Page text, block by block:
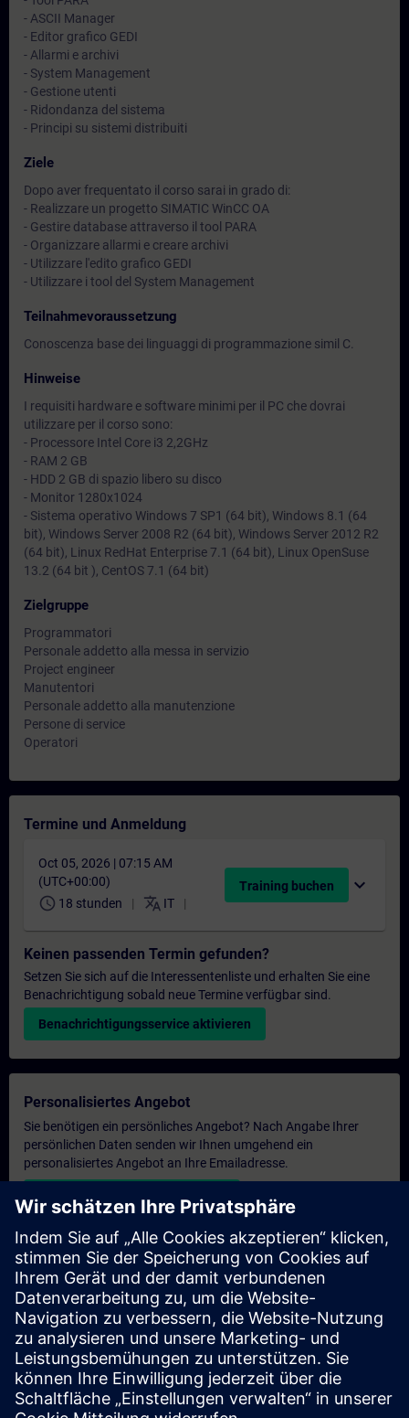
- ASCII Manager
- Editor grafico GEDI
- Allarmi e archivi
- System Management
- Gestione utenti
- Ridondanza del sistema
- Principi su sistemi distribuiti
Ziele
Dopo aver frequentato il corso sarai in grado di:
- Realizzare un progetto SIMATIC WinCC OA
- Gestire database attraverso il tool PARA
- Organizzare allarmi e creare archivi
- Utilizzare l'edito grafico GEDI
- Utilizzare i tool del System Management
Teilnahmevoraussetzung
Conoscenza base dei linguaggi di programmazione simil C.
Hinweise
I requisiti hardware e software minimi per il PC che dovrai
utilizzare per il corso sono:
- Processore Intel Core i3 2,2GHz
- RAM 2 GB
- HDD 2 GB di spazio libero su disco
- Monitor 1280x1024
- Sistema operativo Windows 7 SP1 (64 bit), Windows 8.1 (64
bit), Windows Server 2008 R2 (64 bit), Windows Server 2012 R2
(64 bit), Linux RedHat Enterprise 7.1 (64 bit), Linux OpenSuse
13.2 (64 bit ), CentOS 7.1 (64 bit)
Zielgruppe
Programmatori
Personale addetto alla messa in servizio
Project engineer
Manutentori
Personale addetto alla manutenzione
Persone di service
Operatori
Termine und Anmeldung
Oct 05, 2026 | 07:15 AM
(UTC+00:00)
schedule 18 stunden translate IT
Training buchen expand_more
Keinen passenden Termin gefunden?
Setzen Sie sich auf die Interessentenliste und erhalten Sie eine
Benachrichtigung sobald neue Termine verfügbar sind.
Benachrichtigungsservice aktivieren
Personalisiertes Angebot
Sie benötigen ein persönliches Angebot? Nach Angabe Ihrer
persönlichen Daten senden wir Ihnen umgehend ein
personalisiertes Angebot an Ihre Emailadresse.
Persönliches Angebot zusenden
Anfrage Exklusivtraining
Haben Sie Bedarf an einem höheren Schulungsangebot und
brauchen ein exklusives Training – entweder vor Ort bei Ihnen,
virtuell oder in einem SITRAIN Trainingscenter? Nachdem Sie
uns Ihre persönlichen Daten und Ihren Trainingsbedarf
übermittelt haben, bekommen Sie von uns ein Angebot für eine
exklusive Schulung.